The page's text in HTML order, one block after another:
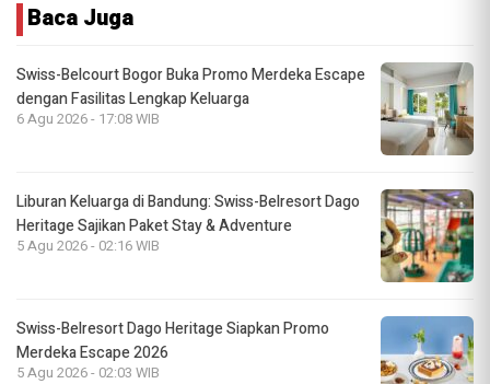
Baca Juga
Swiss-Belcourt Bogor Buka Promo Merdeka Escape
dengan Fasilitas Lengkap Keluarga
6 Agu 2026 - 17:08 WIB
Liburan Keluarga di Bandung: Swiss-Belresort Dago
Heritage Sajikan Paket Stay & Adventure
5 Agu 2026 - 02:16 WIB
Swiss-Belresort Dago Heritage Siapkan Promo
Merdeka Escape 2026
5 Agu 2026 - 02:03 WIB